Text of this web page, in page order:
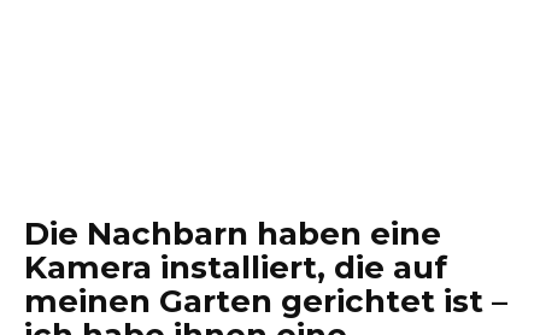
Die Nachbarn haben eine
Kamera installiert, die auf
meinen Garten gerichtet ist –